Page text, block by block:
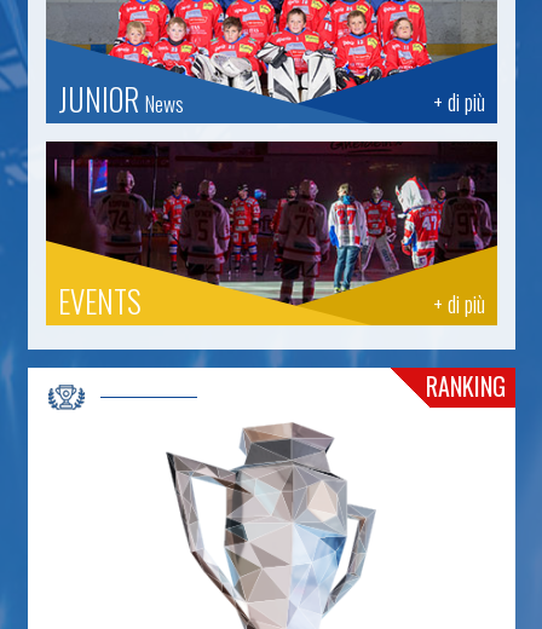
+ di più
JUNIOR News
+ di più
EVENTS
RANKING